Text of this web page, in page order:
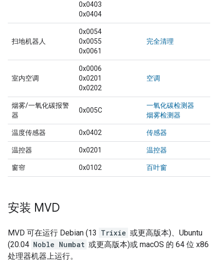
0x0403
0x0404
扫地机器人
0x0054
0x0055
0x0061
完全清理
室内空调
0x0006
0x0201
0x0202
空调
烟雾/一氧化碳报警
器
0x005C
一氧化碳检测器
烟雾检测器
温度传感器 0x0402 传感器
温控器 0x0201 温控器
窗帘 0x0102 百叶窗
安装 MVD
MVD 可在运行 Debian (13 Trixie 或更高版本)、Ubuntu
(20.04 Noble Numbat 或更高版本)或 macOS 的 64 位 x86
处理器机器上运行。